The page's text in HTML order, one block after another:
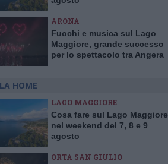
ARONA
Fuochi e musica sul Lago
Maggiore, grande successo
per lo spettacolo tra Angera
HOME
LAGO MAGGIORE
Cosa fare sul Lago Maggiore
nel weekend del 7, 8 e 9
agosto
ORTA SAN GIULIO